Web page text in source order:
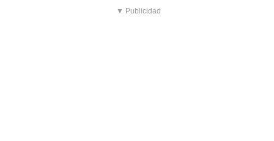
▼ Publicidad